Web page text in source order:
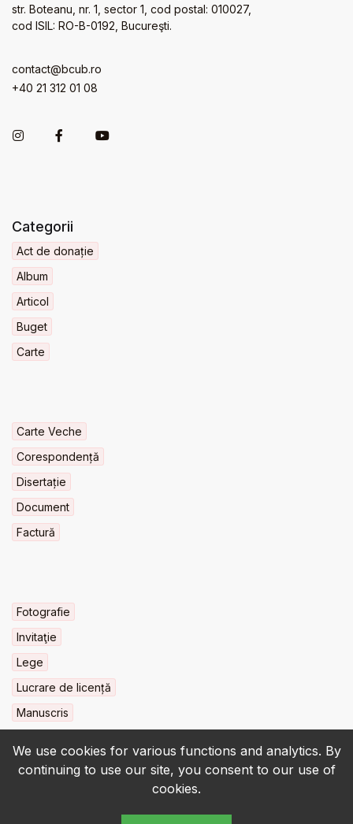
We use cookies for various functions and analytics. By
continuing to use our site, you consent to our use of
cookies.
str. Boteanu, nr. 1, sector 1, cod postal: 010027,
cod ISIL: RO-B-0192, Bucureşti.
contact@bcub.ro
+40 21 312 01 08
Categorii
Act de donație
Album
Articol
Buget
Carte
Carte Veche
Corespondență
Disertație
Document
Factură
Fotografie
Invitaţie
Lege
Lucrare de licență
Manuscris
© 2022-2026 • BCU „Carol I” - All rights reserved.